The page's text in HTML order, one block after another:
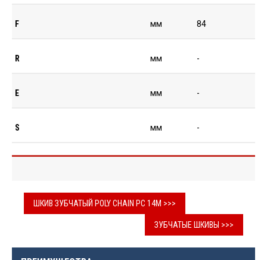
F мм 84
R мм -
E мм -
S мм -
ШКИВ ЗУБЧАТЫЙ POLY CHAIN PC 14M >>>
ЗУБЧАТЫЕ ШКИВЫ >>>